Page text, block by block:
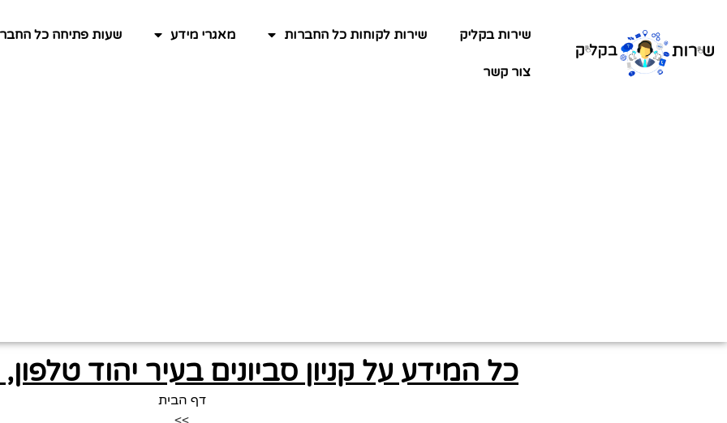
שירות בקליק שירות לקוחות כל החברות מאגרי מידע שעות פתיחה כל
צור קשר
כל המידע על קניון סביונים בעיר יהוד
דף הבית
>>